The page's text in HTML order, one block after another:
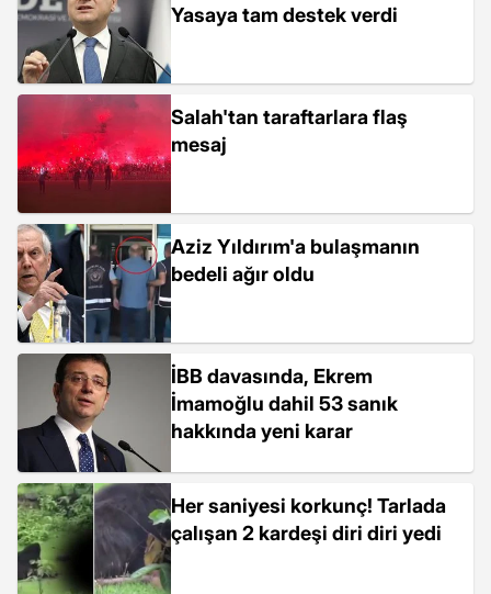
Yasaya tam destek verdi
Salah'tan taraftarlara flaş
mesaj
Aziz Yıldırım'a bulaşmanın
bedeli ağır oldu
İBB davasında, Ekrem
İmamoğlu dahil 53 sanık
hakkında yeni karar
Her saniyesi korkunç! Tarlada
çalışan 2 kardeşi diri diri yedi